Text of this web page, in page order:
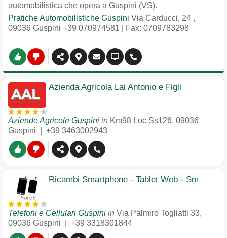
automobilistica che opera a Guspini (VS).
Pratiche Automobilistiche Guspini Via Carducci, 24 ,
09036 Guspini +39 070974581 | Fax: 0709783298
Azienda Agricola Lai Antonio e Figli
Aziende Agricole Guspini in Km98 Loc Ss126, 09036
Guspini
+39 3463002943
Ricambi Smartphone - Tablet Web - Sm
Telefoni e Cellulari Guspini in Via Palmiro Togliatti 33,
09036 Guspini +39 3318301844